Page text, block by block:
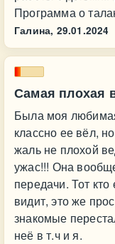
Программа о
Галина, 29.01.2024
Самая плохая
Была моя
классно ее вёл,
жаль не плохой
ужас!!! Она
передачи. Тот
видит, это же
знакомые
неё в т.ч и я.